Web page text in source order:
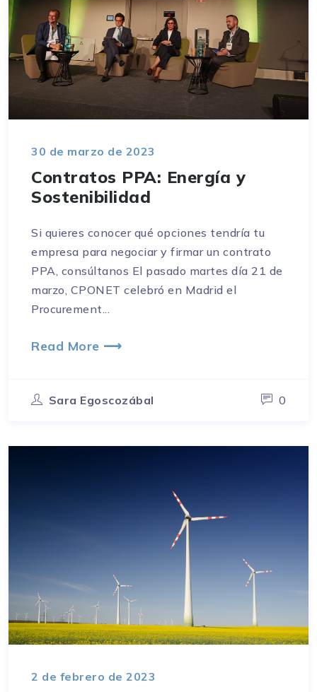
30 de marzo de 2023
Contratos PPA: Energía y
Sostenibilidad
Si quieres conocer qué opciones tendría tu
empresa para negociar y firmar un contrato
PPA, consúltanos El pasado martes día 21 de
marzo, CPONET celebró en Madrid el
Procurement...
Read More ⟶
Sara Egoscozábal 0
2 de febrero de 2023